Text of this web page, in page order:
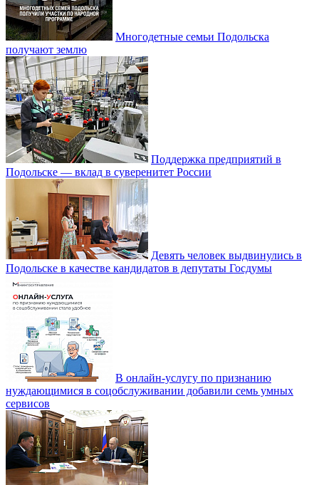
Многодетные семьи Подольска
получают землю
Поддержка предприятий в
Подольске — вклад в суверенитет России
Девять человек выдвинулись в
Подольске в качестве кандидатов в депутаты Госдумы
В онлайн-услугу по признанию
нуждающимися в соцобслуживании добавили семь умных
сервисов